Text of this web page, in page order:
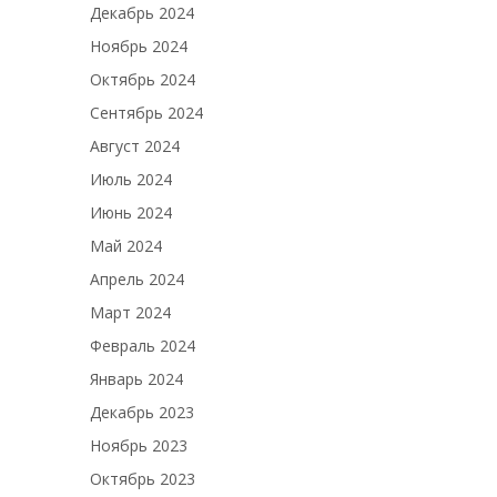
Декабрь 2024
Ноябрь 2024
Октябрь 2024
Сентябрь 2024
Август 2024
Июль 2024
Июнь 2024
Май 2024
Апрель 2024
Март 2024
Февраль 2024
Январь 2024
Декабрь 2023
Ноябрь 2023
Октябрь 2023